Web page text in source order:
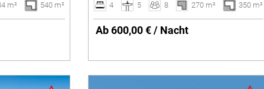
m² 540 m² 4 5 8 270 m² 350 m²
Ab 600,00 € / Nacht